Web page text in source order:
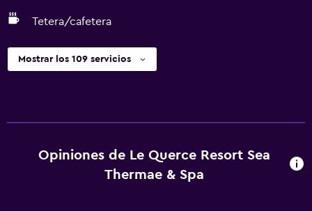
Tetera/cafetera
Mostrar los 109 servicios
Opiniones de Le Querce Resort Sea
Thermae & Spa